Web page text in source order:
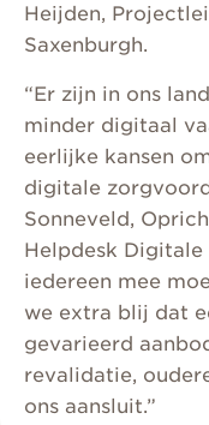
Heijden,
Saxenburgh.
“Er zijn in ons
minder digitaal
eerlijke kansen
digitale
Sonneveld,
Helpdesk
iedereen mee
we extra blij dat
gevarieerd
revalidatie,
ons aansluit.”